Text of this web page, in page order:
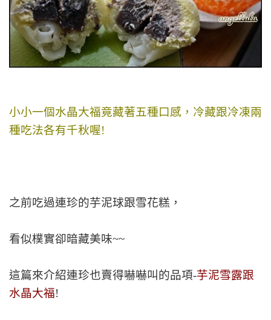
小小一個水晶大福竟藏著五種口感，冷藏跟冷凍兩
種吃法各有千秋喔!
之前吃過連珍的芋泥球跟雪花糕，
看似樸實卻暗藏美味~~
這篇來介紹連珍也賣得嚇嚇叫的品項-芋泥雪露跟
水晶大福!